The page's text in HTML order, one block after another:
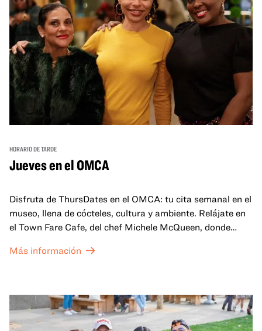
HORARIO DE TARDE
Jueves en el OMCA
Disfruta de ThursDates en el OMCA: tu cita semanal en el
museo, llena de cócteles, cultura y ambiente. Relájate en
el Town Fare Cafe, del chef Michele McQueen, donde
fondo, o explora las galerías, que cobran vida por la noche
adultos!
Más información